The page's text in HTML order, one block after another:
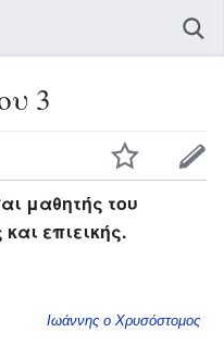
3
μαθητής του
επιεικής.
Ιωάννης ο Χρυσόστομος